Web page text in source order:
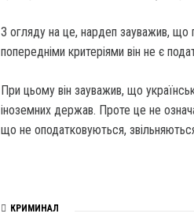
З огляду на це, нардеп зауважив, що
попередніми критеріями він не є
При цьому він зауважив, що
іноземних держав. Проте це не
що не оподатковуються,
КРИМИНАЛ